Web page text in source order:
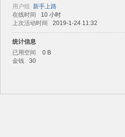
用户组 新手上路
在线时间
10 小时
上次活动时间
2019-1-24 11:32
统计信息
已用空间
0 B
金钱
30